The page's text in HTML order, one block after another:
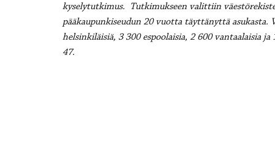
kyselytutkimus. Tutkimukseen valittiin
pääkaupunkiseudun 20 vuotta täyttänyttä asukasta.
helsinkiläisiä, 3 300 espoolaisia, 2 600 vantaalaisia
47.